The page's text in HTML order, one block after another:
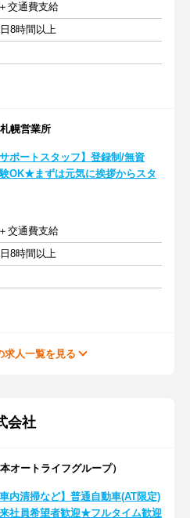
交通費支給
8時間以上
幌営業所
サポートスタッフ】登録制/無資
OK★まずは元気に挨拶からスタ
交通費支給
8時間以上
求人一覧を見る
会社
オートライフグループ）
車内清掃など】普通自動車(AT限定)
社員希望者歓迎★フルタイム歓迎